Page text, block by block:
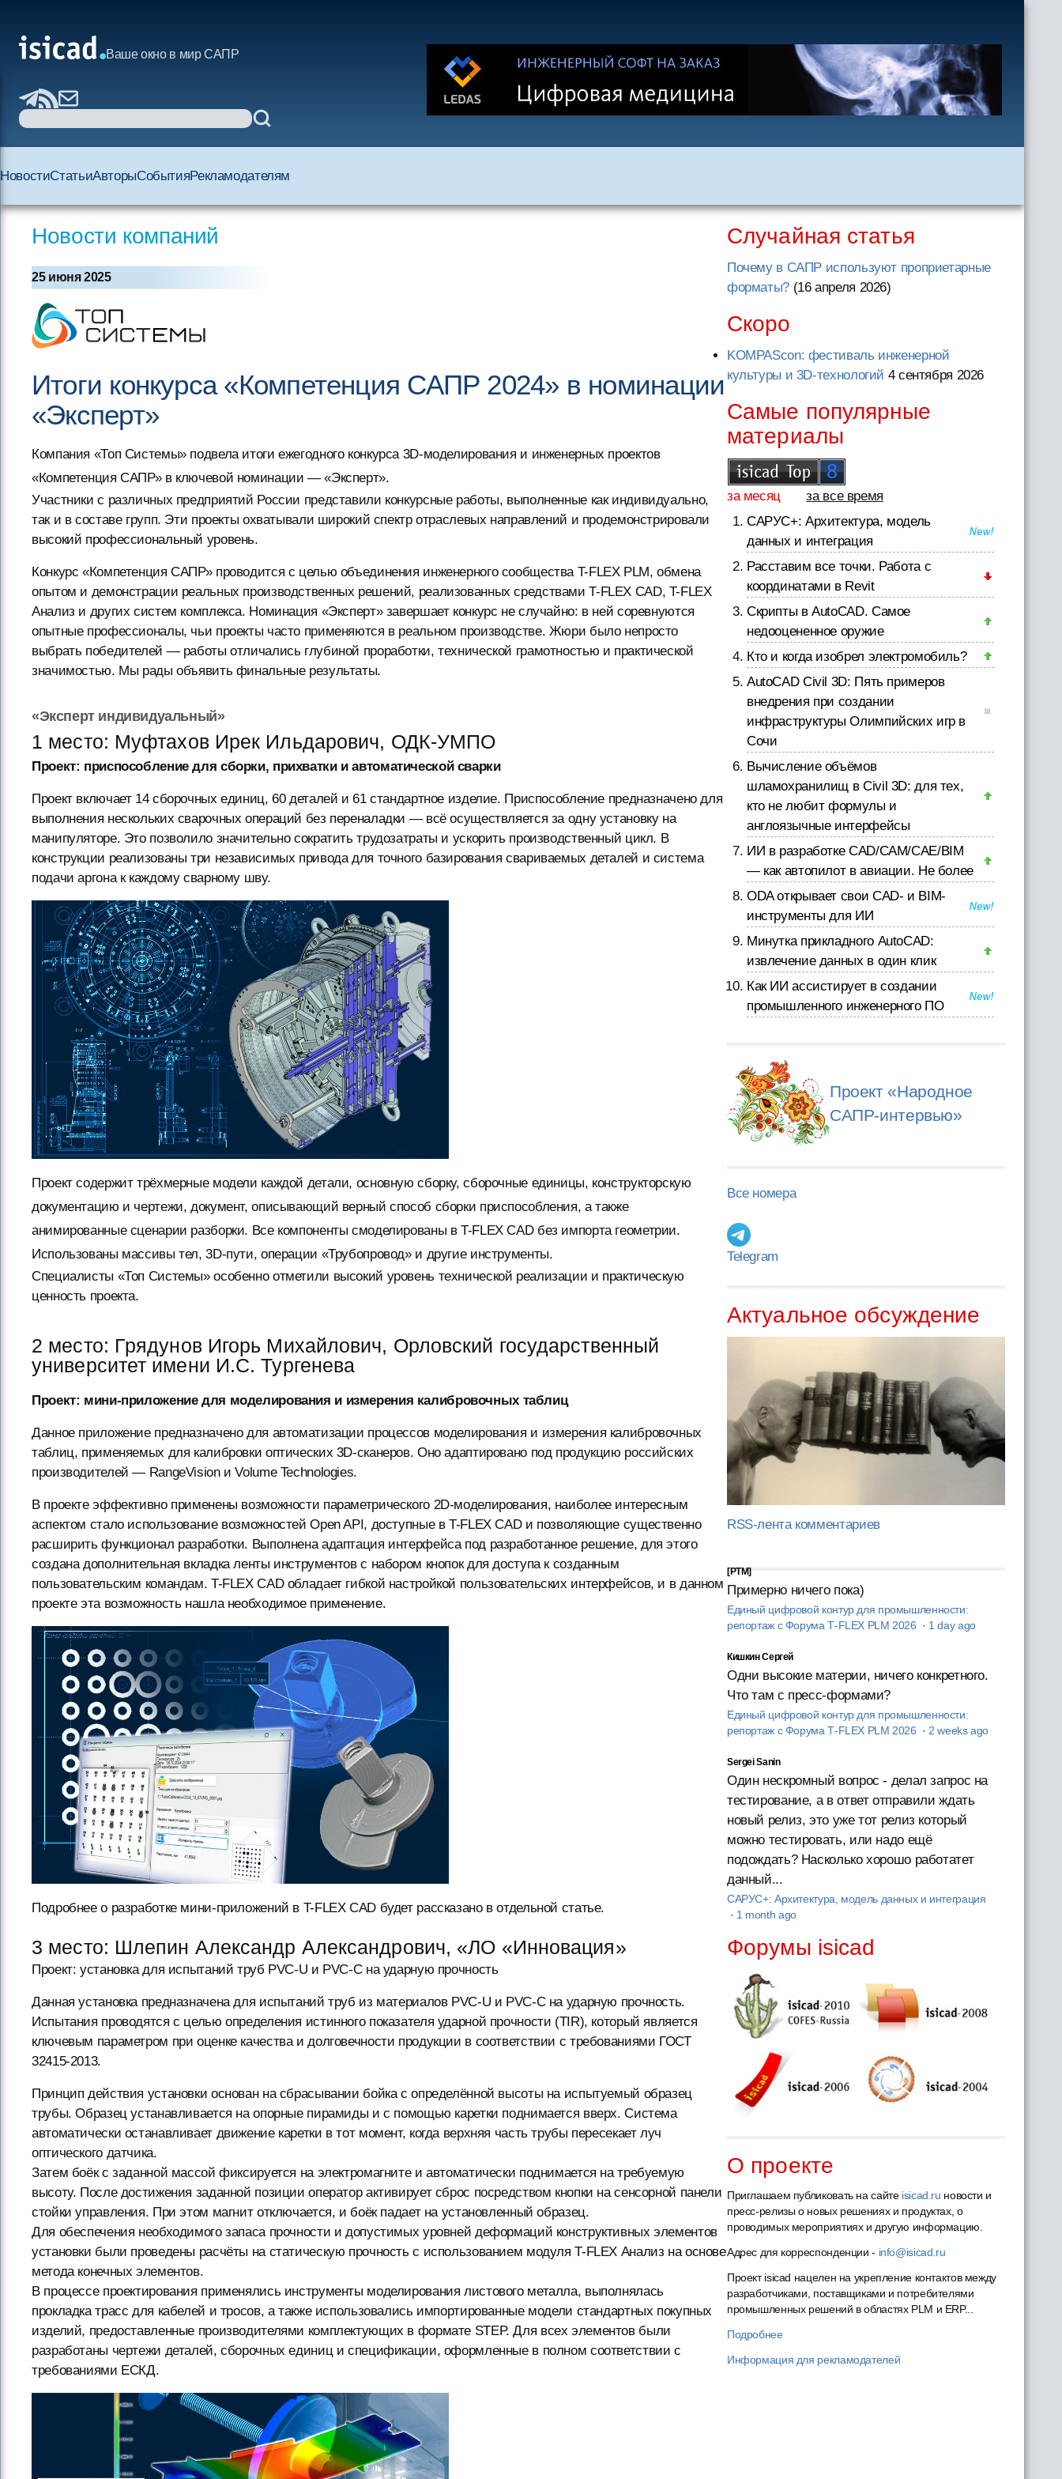
Ваше окно в мир САПР
НовостиСтатьиАвторыСобытияРекламодателям
Новости компаний
25 июня 2025
Итоги конкурса «Компетенция САПР 2024» в номинации
«Эксперт»
Компания «Топ Системы» подвела итоги ежегодного конкурса 3D-моделирования и инженерных проектов
«Компетенция САПР» в ключевой номинации — «Эксперт».
Участники с различных предприятий России представили конкурсные работы, выполненные как индивидуально,
так и в составе групп. Эти проекты охватывали широкий спектр отраслевых направлений и продемонстрировали
высокий профессиональный уровень.
Конкурс «Компетенция САПР» проводится с целью объединения инженерного сообщества T-FLEX PLM, обмена
опытом и демонстрации реальных производственных решений, реализованных средствами T-FLEX CAD, T-FLEX
Анализ и других систем комплекса. Номинация «Эксперт» завершает конкурс не случайно: в ней соревнуются
опытные профессионалы, чьи проекты часто применяются в реальном производстве. Жюри было непросто
выбрать победителей — работы отличались глубиной проработки, технической грамотностью и практической
значимостью. Мы рады объявить финальные результаты.
«Эксперт индивидуальный»
1 место: Муфтахов Ирек Ильдарович, ОДК-УМПО
Проект: приспособление для сборки, прихватки и автоматической сварки
Проект включает 14 сборочных единиц, 60 деталей и 61 стандартное изделие. Приспособление предназначено для
выполнения нескольких сварочных операций без переналадки — всё осуществляется за одну установку на
манипуляторе. Это позволило значительно сократить трудозатраты и ускорить производственный цикл. В
конструкции реализованы три независимых привода для точного базирования свариваемых деталей и система
подачи аргона к каждому сварному шву.
Проект содержит трёхмерные модели каждой детали, основную сборку, сборочные единицы, конструкторскую
документацию и чертежи, документ, описывающий верный способ сборки приспособления, а также
анимированные сценарии разборки. Все компоненты смоделированы в T-FLEX CAD без импорта геометрии.
Использованы массивы тел, 3D-пути, операции «Трубопровод» и другие инструменты.
Специалисты «Топ Системы» особенно отметили высокий уровень технической реализации и практическую
ценность проекта.
2 место: Грядунов Игорь Михайлович, Орловский государственный
университет имени И.С. Тургенева
Проект: мини-приложение для моделирования и измерения калибровочных таблиц
Данное приложение предназначено для автоматизации процессов моделирования и измерения калибровочных
таблиц, применяемых для калибровки оптических 3D-сканеров. Оно адаптировано под продукцию российских
производителей — RangeVision и Volume Technologies.
В проекте эффективно применены возможности параметрического 2D-моделирования, наиболее интересным
аспектом стало использование возможностей Open API, доступные в T-FLEX CAD и позволяющие существенно
расширить функционал разработки. Выполнена адаптация интерфейса под разработанное решение, для этого
создана дополнительная вкладка ленты инструментов с набором кнопок для доступа к созданным
пользовательским командам. T-FLEX CAD обладает гибкой настройкой пользовательских интерфейсов, и в данном
проекте эта возможность нашла необходимое применение.
Подробнее о разработке мини-приложений в T-FLEX CAD будет рассказано в отдельной статье.
3 место: Шлепин Александр Александрович, «ЛО «Инновация»
Проект: установка для испытаний труб PVC-U и PVC-C на ударную прочность
Данная установка предназначена для испытаний труб из материалов PVC-U и PVC-C на ударную прочность.
Испытания проводятся с целью определения истинного показателя ударной прочности (TIR), который является
ключевым параметром при оценке качества и долговечности продукции в соответствии с требованиями ГОСТ
32415-2013.
Принцип действия установки основан на сбрасывании бойка с определённой высоты на испытуемый образец
трубы. Образец устанавливается на опорные пирамиды и с помощью каретки поднимается вверх. Система
автоматически останавливает движение каретки в тот момент, когда верхняя часть трубы пересекает луч
оптического датчика.
Затем боёк с заданной массой фиксируется на электромагните и автоматически поднимается на требуемую
высоту. После достижения заданной позиции оператор активирует сброс посредством кнопки на сенсорной панели
стойки управления. При этом магнит отключается, и боёк падает на установленный образец.
Для обеспечения необходимого запаса прочности и допустимых уровней деформаций конструктивных элементов
установки были проведены расчёты на статическую прочность с использованием модуля T-FLEX Анализ на основе
метода конечных элементов.
В процессе проектирования применялись инструменты моделирования листового металла, выполнялась
прокладка трасс для кабелей и тросов, а также использовались импортированные модели стандартных покупных
изделий, предоставленные производителями комплектующих в формате STEP. Для всех элементов были
разработаны чертежи деталей, сборочных единиц и спецификации, оформленные в полном соответствии с
требованиями ЕСКД.
Случайная статья
Почему в САПР используют проприетарные
форматы? (16 апреля 2026)
Скоро
KOMPAScon: фестиваль инженерной
культуры и 3D-технологий 4 сентября 2026
Самые популярные
материалы
за месяц
за все время
САРУС+: Архитектура, модель
данных и интеграция
Расставим все точки. Работа с
координатами в Revit
Скрипты в AutoCAD. Самое
недооцененное оружие
Кто и когда изобрел электромобиль?
AutoCAD Civil 3D: Пять примеров
внедрения при создании
инфраструктуры Олимпийских игр в
Сочи
Вычисление объёмов
шламохранилищ в Civil 3D: для тех,
кто не любит формулы и
англоязычные интерфейсы
ИИ в разработке CAD/CAM/CAE/BIM
— как автопилот в авиации. Не более
ODA открывает свои CAD- и BIM-
инструменты для ИИ
Минутка прикладного AutoCAD:
извлечение данных в один клик
Как ИИ ассистирует в создании
промышленного инженерного ПО
Проект «Народное
САПР-интервью»
Все номера
Telegram
Актуальное обсуждение
RSS-лента комментариев
[PTM]
Примерно ничего пока)
Единый цифровой контур для промышленности:
репортаж с Форума T‑FLEX PLM 2026 · 1 day ago
Кишкин Сергей
Одни высокие материи, ничего конкретного.
Что там с пресс-формами?
Единый цифровой контур для промышленности:
репортаж с Форума T‑FLEX PLM 2026 · 2 weeks ago
Sergei Sanin
Один нескромный вопрос - делал запрос на
тестирование, а в ответ отправили ждать
новый релиз, это уже тот релиз который
можно тестировать, или надо ещё
подождать? Насколько хорошо работатет
данный...
САРУС+: Архитектура, модель данных и интеграция
· 1 month ago
Форумы isicad
О проекте
Приглашаем публиковать на сайте isicad.ru новости и
пресс-релизы о новых решениях и продуктах, о
проводимых мероприятиях и другую информацию.
Адрес для корреспонденции - info@isicad.ru
Проект isicad нацелен на укрепление контактов между
разработчиками, поставщиками и потребителями
промышленных решений в областях PLM и ERP...
Подробнее
Информация для рекламодателей